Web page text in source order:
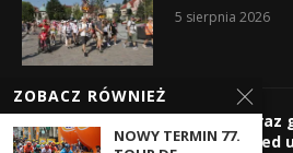
5 sierpnia 2026
Gorąco, coraz
chronić przed
ZOBACZ RÓWNIEŻ
NOWY TERMIN 77.